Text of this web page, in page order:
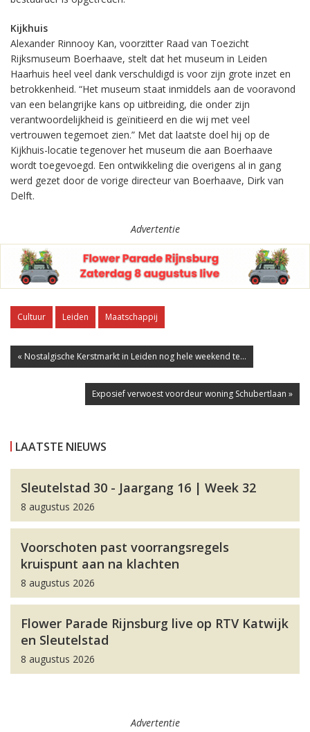
Kijkhuis
Alexander Rinnooy Kan, voorzitter Raad van Toezicht
Rijksmuseum Boerhaave, stelt dat het museum in Leiden
Haarhuis heel veel dank verschuldigd is voor zijn grote inzet en
betrokkenheid. “Het museum staat inmiddels aan de vooravond
van een belangrijke kans op uitbreiding, die onder zijn
verantwoordelijkheid is geïnitieerd en die wij met veel
vertrouwen tegemoet zien.” Met dat laatste doel hij op de
Kijkhuis-locatie tegenover het museum die aan Boerhaave
wordt toegevoegd. Een ontwikkeling die overigens al in gang
werd gezet door de vorige directeur van Boerhaave, Dirk van
Delft.
Advertentie
Cultuur Leiden Maatschappij
« Nostalgische Kerstmarkt in Leiden nog hele weekend te...
Exposief verwoest voordeur woning Schubertlaan »
LAATSTE NIEUWS
Sleutelstad 30 - Jaargang 16 | Week 32
8 augustus 2026
Voorschoten past voorrangsregels
kruispunt aan na klachten
8 augustus 2026
Flower Parade Rijnsburg live op RTV Katwijk
en Sleutelstad
8 augustus 2026
Advertentie